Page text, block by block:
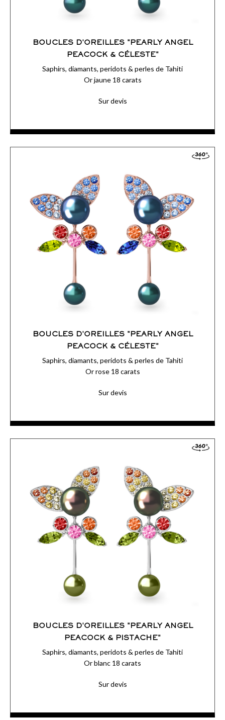
BOUCLES D'OREILLES "PEARLY ANGEL
PEACOCK & CÉLESTE"
Saphirs, diamants, peridots & perles de Tahiti
Or jaune 18 carats
Sur devis
COMMANDER
BOUCLES D'OREILLES "PEARLY ANGEL
PEACOCK & CÉLESTE"
Saphirs, diamants, peridots & perles de Tahiti
Or rose 18 carats
Sur devis
COMMANDER
BOUCLES D'OREILLES "PEARLY ANGEL
PEACOCK & PISTACHE"
Saphirs, diamants, peridots & perles de Tahiti
Or blanc 18 carats
Sur devis